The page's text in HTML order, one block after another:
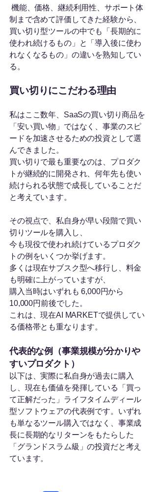
機能、価格、継続利用性、サポート体
制まで含めて評価してきた経験から、
買い切り型ツールの中でも「長期的に
使われ続けるもの」と「導入後に使わ
れなくなるもの」の違いを熟知してい
る。
買い切りにこだわる理由
私はここ数年、SaaSの買い切り商品を
「安い買い物」ではなく、事業のスピ
ードを加速させるための投資として選
んできました。
買い切りで最も重要なのは、プロダク
トが継続的に開発され、何年先も使い
続けられる状態で成長していることだ
と考えています。
その視点で、私自身が早い段階で買い
切りツールを購入し、
今も現役で使われ続けているプロダク
トの例をいくつか挙げます。
多くは現在サブスク型へ移行し、料金
も明確に上がっていますが、
購入当時はいずれも 6,000円から
10,000円前後でした。
これは、現在AI MARKETで提供してい
る価格帯とも重なります。
代表的な例（事業規模が分かりや
すいプロダクト）
以下は、実際に私自身が過去に購入
し、現在も価値を発揮している「買っ
て正解だった」ライフタイムディール
型ソフトウェアの代表例です。いずれ
も単なるツール購入ではなく、事業成
長に長期的なリターンをもたらした
「グランドスラム級」の投資だと考え
ています。